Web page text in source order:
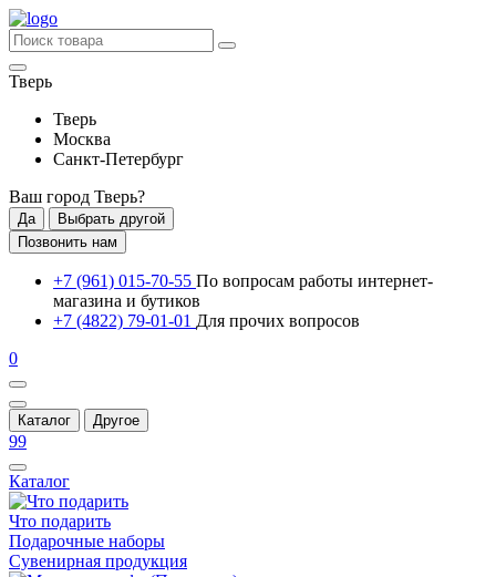
Тверь
Тверь
Москва
Санкт-Петербург
Ваш город Тверь?
Да
Выбрать другой
Позвонить нам
+7 (961) 015-70-55 По вопросам работы интернет-
магазина и бутиков
+7 (4822) 79-01-01 Для прочих вопросов
0
Каталог Другое
99
Каталог
Что подарить
Подарочные наборы
Сувенирная продукция